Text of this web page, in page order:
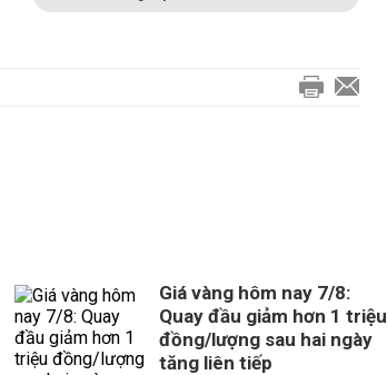
Giá vàng hôm nay 7/8:
Quay đầu giảm hơn 1 triệu
đồng/lượng sau hai ngày
tăng liên tiếp